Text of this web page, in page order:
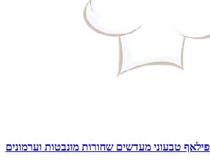
פילאף טבעוני מעדשים שחורות מונבטות וערמונים